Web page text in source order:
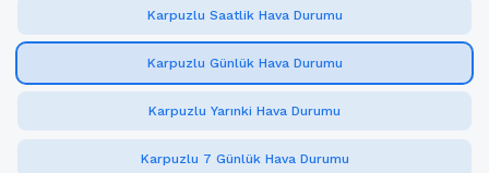
Karpuzlu Saatlik Hava Durumu
Karpuzlu Günlük Hava Durumu
Karpuzlu Yarınki Hava Durumu
Karpuzlu 7 Günlük Hava Durumu